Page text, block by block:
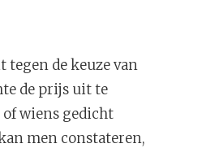
de keuze van
de prijs uit te
wiens gedicht
men constateren,